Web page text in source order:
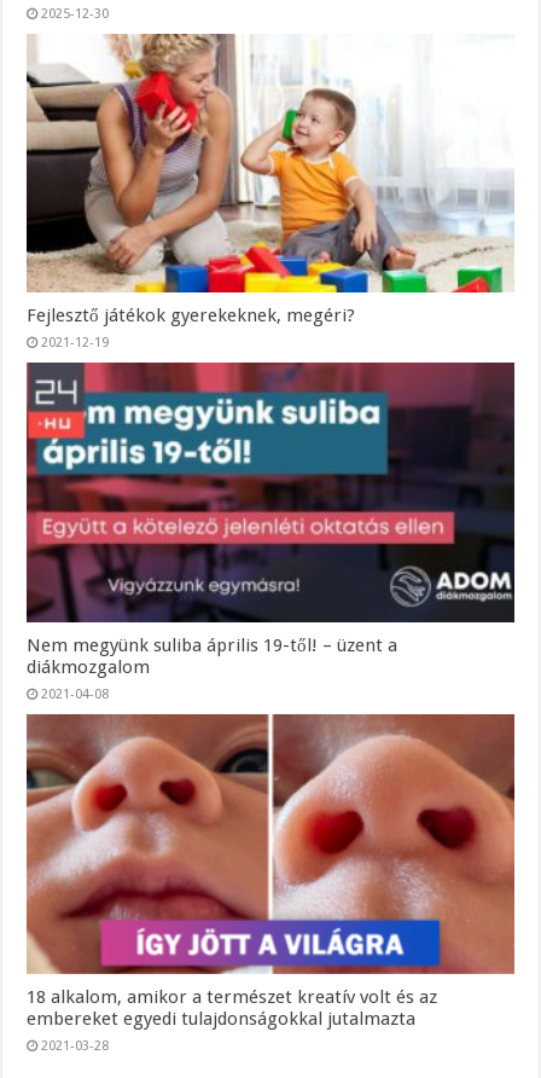
2025-12-30
Fejlesztő játékok gyerekeknek, megéri?
2021-12-19
Nem megyünk suliba április 19-től! – üzent a
diákmozgalom
2021-04-08
18 alkalom, amikor a természet kreatív volt és az
embereket egyedi tulajdonságokkal jutalmazta
2021-03-28